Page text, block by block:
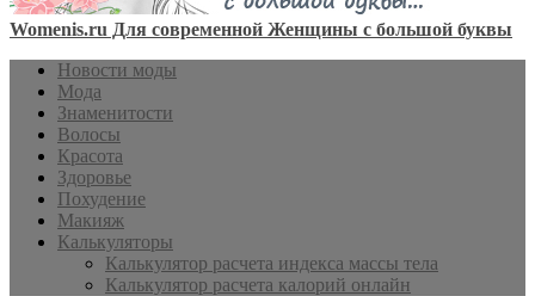
Womenis.ru Для современной Женщины с большой буквы
Новости моды
Мода
Знаменитости
Волосы
Красота
Здоровье
Похудение
Макияж
Калькуляторы
Калькулятор расчета индекса массы тела
Калькулятор расчета калорий онлайн